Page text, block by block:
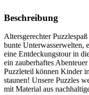
Beschreibung
Altersgerechter
bunte Unterwasserwelten,
eine Entdeckungstour in
ein zauberhaftes
Puzzleteil können Kinder
staunen! Unsere Puzzles
mit Material aus